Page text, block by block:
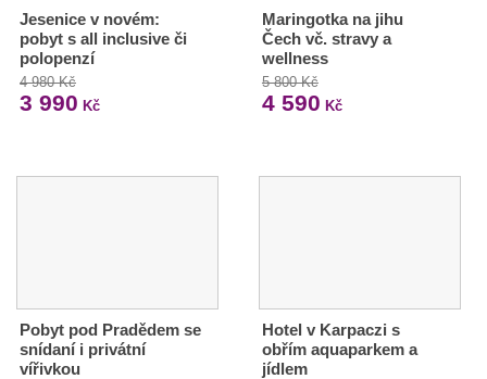
Jesenice v novém:
pobyt s all inclusive či
polopenzí
4 980 Kč
3 990 Kč
Maringotka na jihu
Čech vč. stravy a
wellness
5 800 Kč
4 590 Kč
Pobyt pod Pradědem se
snídaní i privátní
vířivkou
Hotel v Karpaczi s
obřím aquaparkem a
jídlem